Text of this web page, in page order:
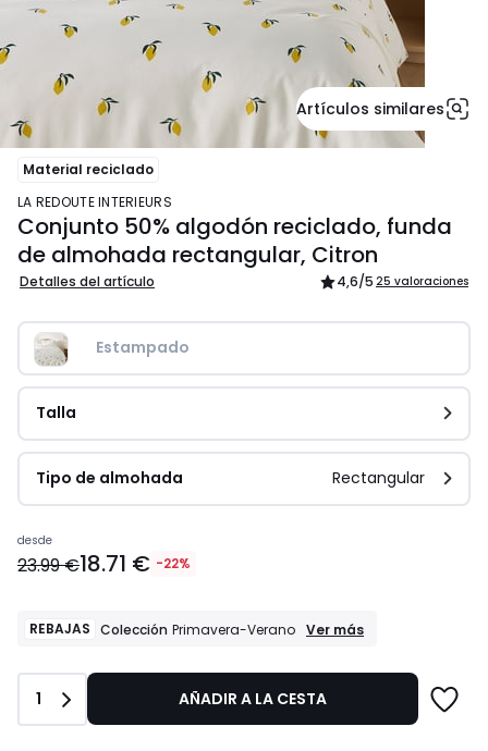
Artículos similares
Material reciclado
LA REDOUTE INTERIEURS
Conjunto 50% algodón reciclado, funda
de almohada rectangular, Citron
Detalles del artículo 4,6/5 25 valoraciones
Estampado
Talla
Tipo de almohada Rectangular
Precio
a
18.71
en
lugar
desde
23.99 €18.71 € -22%
REBAJAS Colección Primavera-Verano REBAJAS
Ver más
Cantidad
1 AÑADIR A LA CESTA